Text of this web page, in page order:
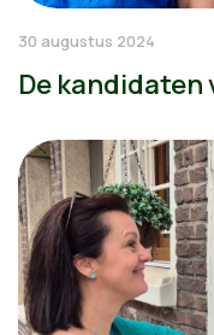
30 augustus 2024
De kandidaten